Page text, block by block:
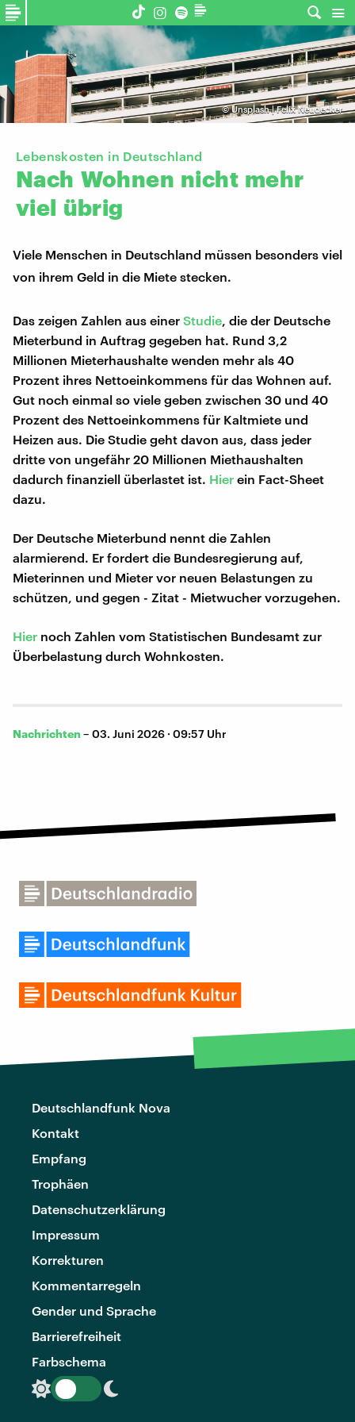
©Unsplash | Felix Neudecker
Lebenskosten in Deutschland
Nach Wohnen nicht mehr
viel übrig
Viele Menschen in Deutschland müssen besonders viel
von ihrem Geld in die Miete stecken.
Das zeigen Zahlen aus einer Studie, die der Deutsche
Mieterbund in Auftrag gegeben hat. Rund 3,2
Millionen Mieterhaushalte wenden mehr als 40
Prozent ihres Nettoeinkommens für das Wohnen auf.
Gut noch einmal so viele geben zwischen 30 und 40
Prozent des Nettoeinkommens für Kaltmiete und
Heizen aus. Die Studie geht davon aus, dass jeder
dritte von ungefähr 20 Millionen Miethaushalten
dadurch finanziell überlastet ist. Hier ein Fact-Sheet
dazu.
Der Deutsche Mieterbund nennt die Zahlen
alarmierend. Er fordert die Bundesregierung auf,
Mieterinnen und Mieter vor neuen Belastungen zu
schützen, und gegen - Zitat - Mietwucher vorzugehen.
Hier noch Zahlen vom Statistischen Bundesamt zur
Überbelastung durch Wohnkosten.
Nachrichten – 03. Juni 2026 · 09:57 Uhr
Deutschlandfunk Nova
Kontakt
Empfang
Trophäen
Datenschutzerklärung
Impressum
Korrekturen
Kommentarregeln
Gender und Sprache
Barrierefreiheit
Farbschema